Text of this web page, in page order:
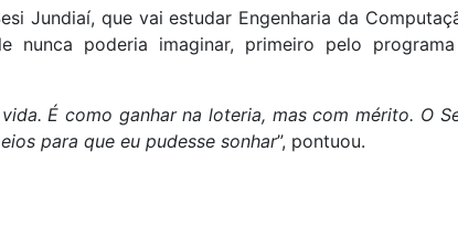
Jundiaí, que vai estudar Engenharia da
nunca poderia imaginar, primeiro pelo
É como ganhar na loteria, mas com mérito. O
para que eu pudesse sonhar”, pontuou.